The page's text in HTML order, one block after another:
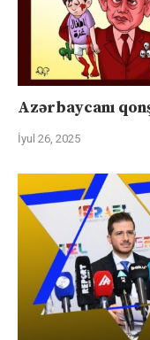
Azərbaycanı
İyul 26, 2025